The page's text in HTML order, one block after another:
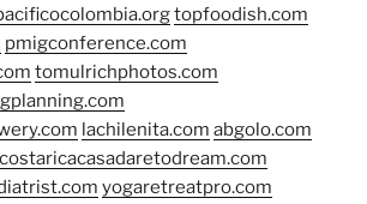
topfoodish.com
pmigconference.com
tomulrichphotos.com
lachilenita.com abgolo.com
costaricacasadaretodream.com
yogaretreatpro.com